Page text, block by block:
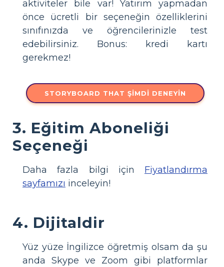
aktiviteler bile var! Yatırım yapmadan
önce ücretli bir seçeneğin özelliklerini
sınıfınızda ve öğrencilerinizle test
edebilirsiniz. Bonus: kredi kartı
gerekmez!
STORYBOARD THAT ŞIMDI DENEYIN
3. Eğitim Aboneliği
Seçeneği
Daha fazla bilgi için Fiyatlandırma
sayfamızı inceleyin!
4. Dijitaldir
Yüz yüze İngilizce öğretmiş olsam da şu
anda Skype ve Zoom gibi platformlar